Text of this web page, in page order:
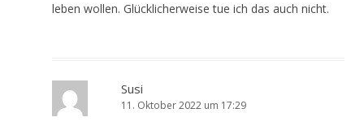
leben wollen. Glücklicherweise tue ich das auch nicht.
Susi
11. Oktober 2022 um 17:29